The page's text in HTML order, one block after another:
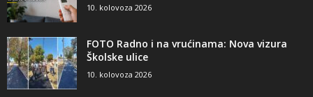
10. kolovoza 2026
FOTO Radno i na vrućinama: Nova vizura
Školske ulice
10. kolovoza 2026